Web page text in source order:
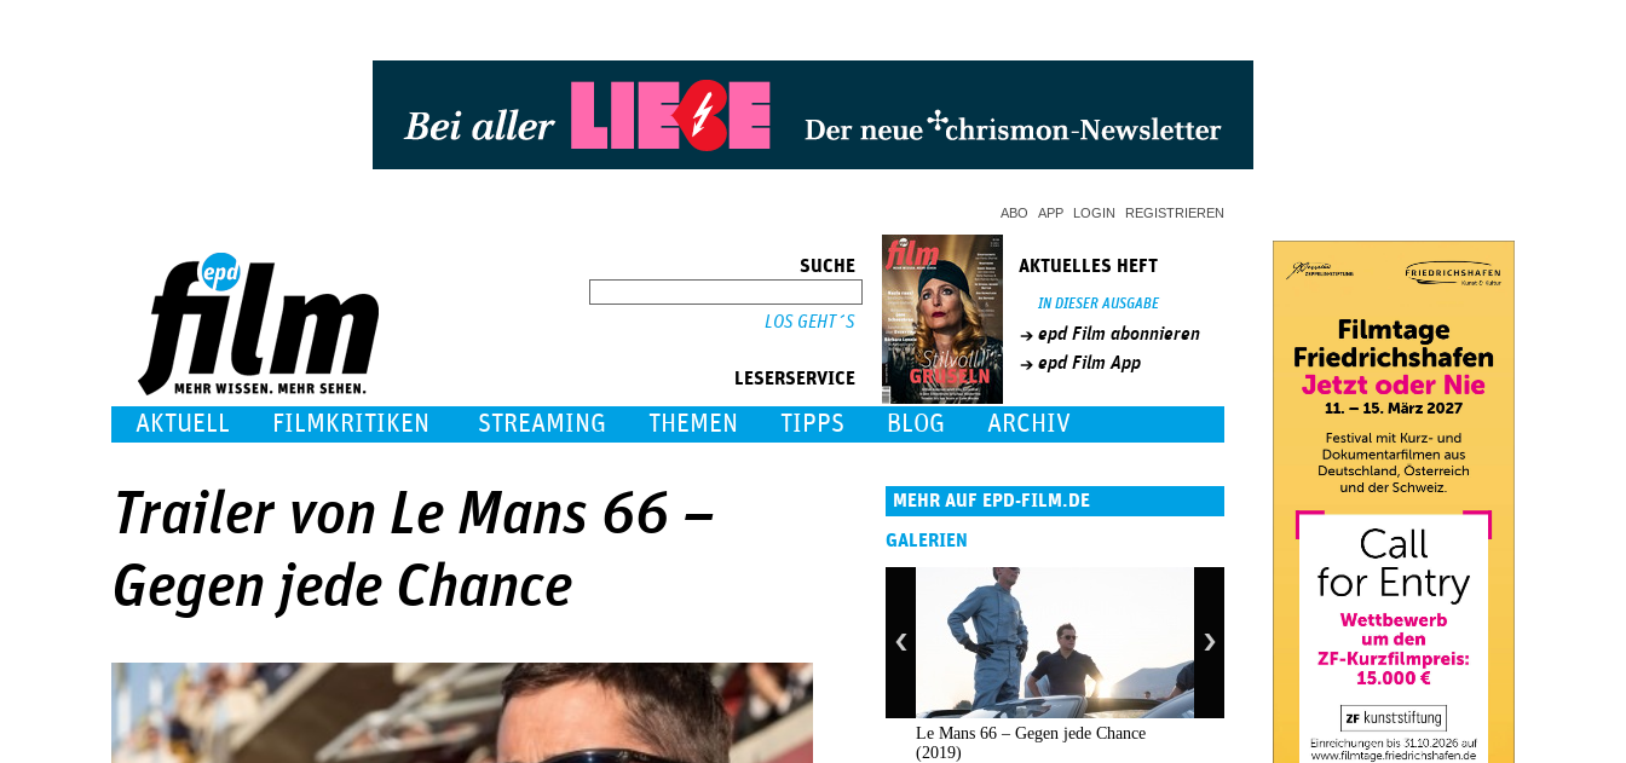
ABO APP LOGIN REGISTRIEREN
SUCHE
LESERSERVICE
AKTUELLES HEFT
IN DIESER AUSGABE
epd Film abonnieren
epd Film App
AKTUELL FILMKRITIKEN STREAMING THEMEN TIPPS BLOG ARCHIV
Trailer von Le Mans 66 –
Gegen jede Chance
MEHR AUF EPD-FILM.DE
GALERIEN
Le Mans 66 – Gegen jede Chance
(2019)